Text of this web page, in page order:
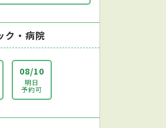
ク・病院
08/10
明日
予約可